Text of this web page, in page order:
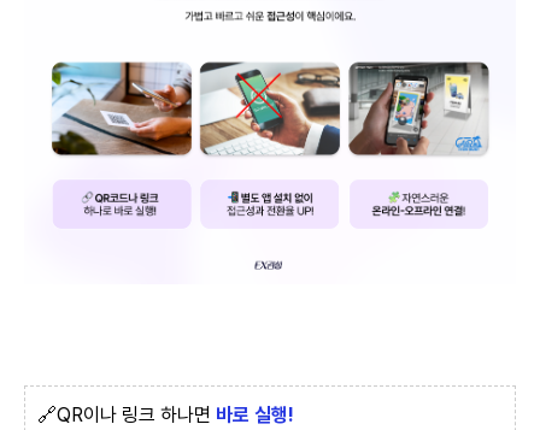
🔗QR이나 링크 하나면 바로 실행!